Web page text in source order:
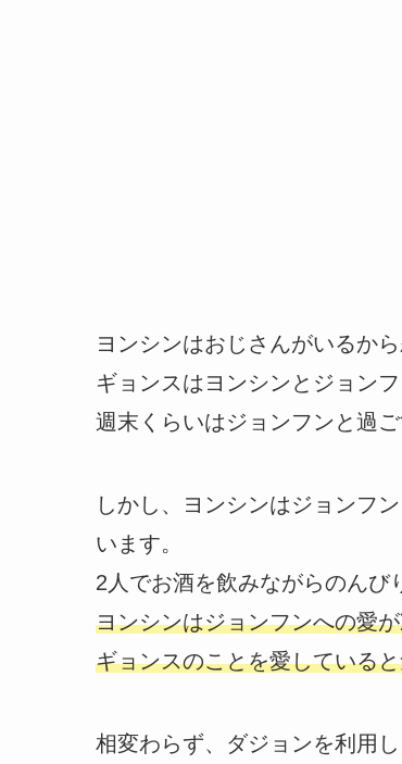
ヨンシンはおじさんがいるか
ギョンスはヨンシンとジョン
週末くらいはジョンフンと過
しかし、ヨンシンはジョンフ
います。
2人でお酒を飲みながらのんび
ヨンシンはジョンフンへの愛
ギョンスのことを愛している
相変わらず、ダジョンを利用